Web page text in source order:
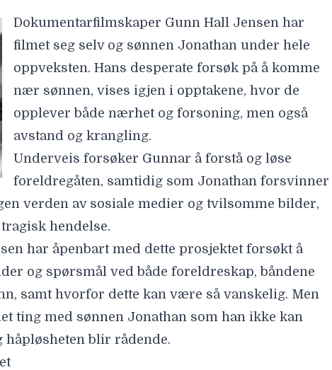
Dokumentarfilmskaper Gunn Hall Jensen har
filmet seg selv og sønnen Jonathan under hele
oppveksten. Hans desperate forsøk på å komme
nær sønnen, vises igjen i opptakene, hvor de
opplever både nærhet og forsoning, men også
avstand og krangling.
Underveis forsøker Gunnar å forstå og løse
foreldregåten, samtidig som Jonathan forsvinner
verden av sosiale medier og tvilsomme bilder,
hendelse.
har åpenbart med dette prosjektet forsøkt å
og spørsmål ved både foreldreskap, båndene
samt hvorfor dette kan være så vanskelig. Men
ting med sønnen Jonathan som han ikke kan
håpløsheten blir rådende.